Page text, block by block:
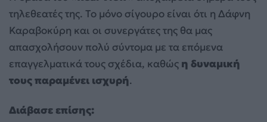
τηλεθεατές της. Το μόνο σίγουρο είναι ότι η Δάφνη
Καραβοκύρη και οι συνεργάτες της θα μας
απασχολήσουν πολύ σύντομα με τα επόμενα
επαγγελματικά τους σχέδια, καθώς η δυναμική
τους παραμένει ισχυρή.
Διάβασε επίσης: